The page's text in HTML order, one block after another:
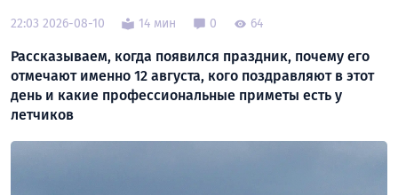
22:03 2026-08-10 14 мин 0 64
Рассказываем, когда появился праздник, почему его
отмечают именно 12 августа, кого поздравляют в этот
день и какие профессиональные приметы есть у
летчиков